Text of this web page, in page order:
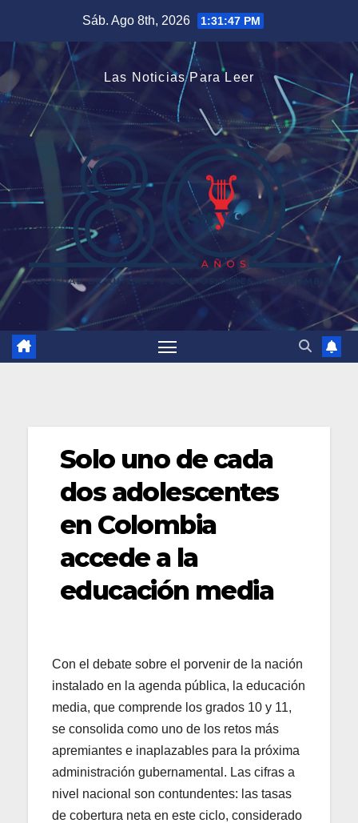
contenido
Sáb. Ago 8th, 2026 1:31:48 PM
Las Noticias Para Leer
Solo uno de cada
dos adolescentes
en Colombia
accede a la
educación media
Con el debate sobre el porvenir de la nación
instalado en la agenda pública, la educación
media, que comprende los grados 10 y 11,
se consolida como uno de los retos más
apremiantes e inaplazables para la próxima
administración gubernamental. Las cifras a
nivel nacional son contundentes: las tasas
de cobertura neta en este ciclo, considerado